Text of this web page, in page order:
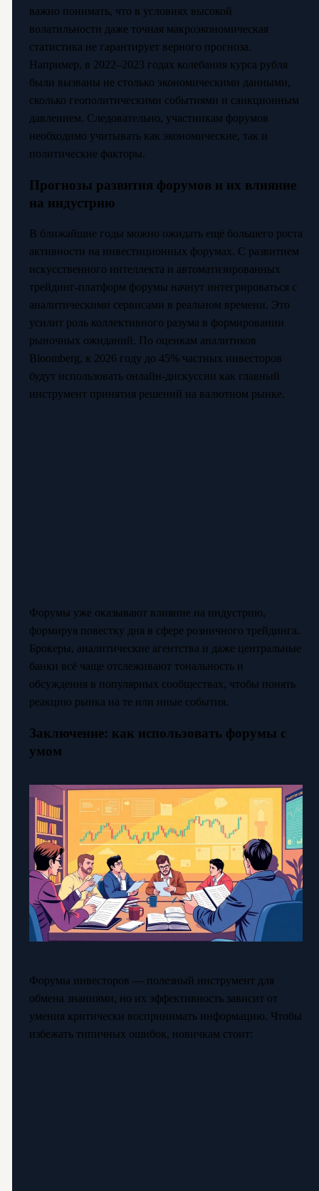
важно понимать, что в условиях высокой
волатильности даже точная макроэкономическая
статистика не гарантирует верного прогноза.
Например, в 2022–2023 годах колебания курса рубля
были вызваны не столько экономическими данными,
сколько геополитическими событиями и санкционным
давлением. Следовательно, участникам форумов
необходимо учитывать как экономические, так и
политические факторы.
Прогнозы развития форумов и их влияние
на индустрию
В ближайшие годы можно ожидать ещё большего роста
активности на инвестиционных форумах. С развитием
искусственного интеллекта и автоматизированных
трейдинг-платформ форумы начнут интегрироваться с
аналитическими сервисами в реальном времени. Это
усилит роль коллективного разума в формировании
рыночных ожиданий. По оценкам аналитиков
Bloomberg, к 2026 году до 45% частных инвесторов
будут использовать онлайн-дискуссии как главный
инструмент принятия решений на валютном рынке.
Форумы уже оказывают влияние на индустрию,
формируя повестку дня в сфере розничного трейдинга.
Брокеры, аналитические агентства и даже центральные
банки всё чаще отслеживают тональность и
обсуждения в популярных сообществах, чтобы понять
реакцию рынка на те или иные события.
Заключение: как использовать форумы с
умом
Форумы инвесторов — полезный инструмент для
обмена знаниями, но их эффективность зависит от
умения критически воспринимать информацию. Чтобы
избежать типичных ошибок, новичкам стоит: